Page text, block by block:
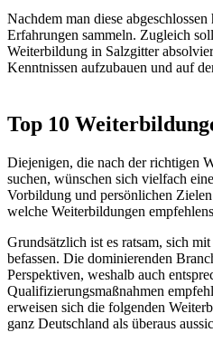
Nachdem man diese
Erfahrungen sammeln. Zugleich
Weiterbildung in Salzgitter
Kenntnissen aufzubauen und auf
Top 10
Diejenigen, die nach der richtigen
suchen, wünschen sich vielfach
Vorbildung und persönlichen
welche Weiterbildungen
Grundsätzlich ist es ratsam, sich
befassen. Die dominierenden
Perspektiven, weshalb auch
Qualifizierungsmaßnahmen
erweisen sich die folgenden
ganz Deutschland als überaus